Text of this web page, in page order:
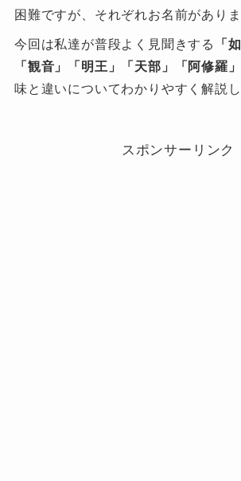
困難ですが、それぞれお名前がありま
今回は私達が普段よく見聞きする
「
「観音」「明王」「天部」「阿修羅
味と違いについてわかりやすく解説し
スポンサーリンク